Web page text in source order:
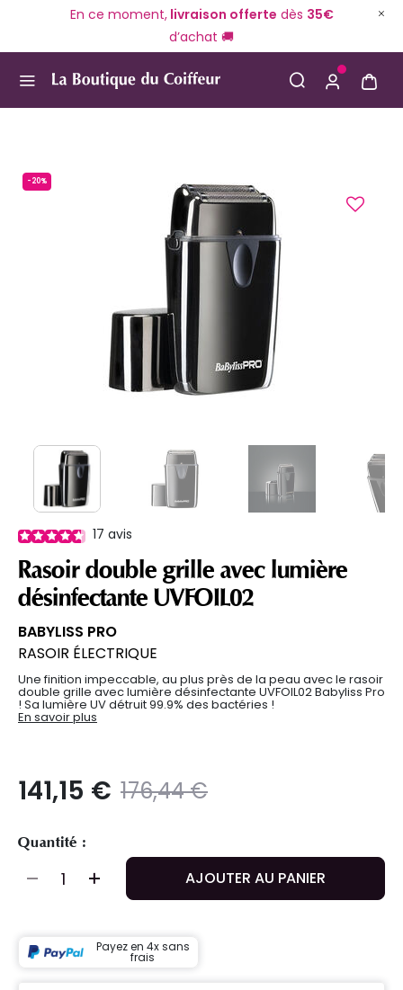
En ce moment,livraison offerte dès 35€
d’achat 🚚
-20%
17 avis
Rasoir double grille avec lumière
désinfectante UVFOIL02
BABYLISS PRO
RASOIR ÉLECTRIQUE
Une finition impeccable, au plus près de la peau avec le rasoir
double grille avec lumière désinfectante UVFOIL02 Babyliss Pro
! Sa lumière UV détruit 99.9% des bactéries !
En savoir plus
Prix ​​réduit de
176,44 €to
141,15 €
Quantité :
AJOUTER AU PANIER
Payez en 4x sans
frais